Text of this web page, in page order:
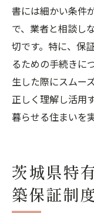
書には細かい条件
で、業者と相談し
切です。特に、保
るための手続きに
生した際にスムー
正しく理解し活用
暮らせる住まいを
茨城県特
築保証制